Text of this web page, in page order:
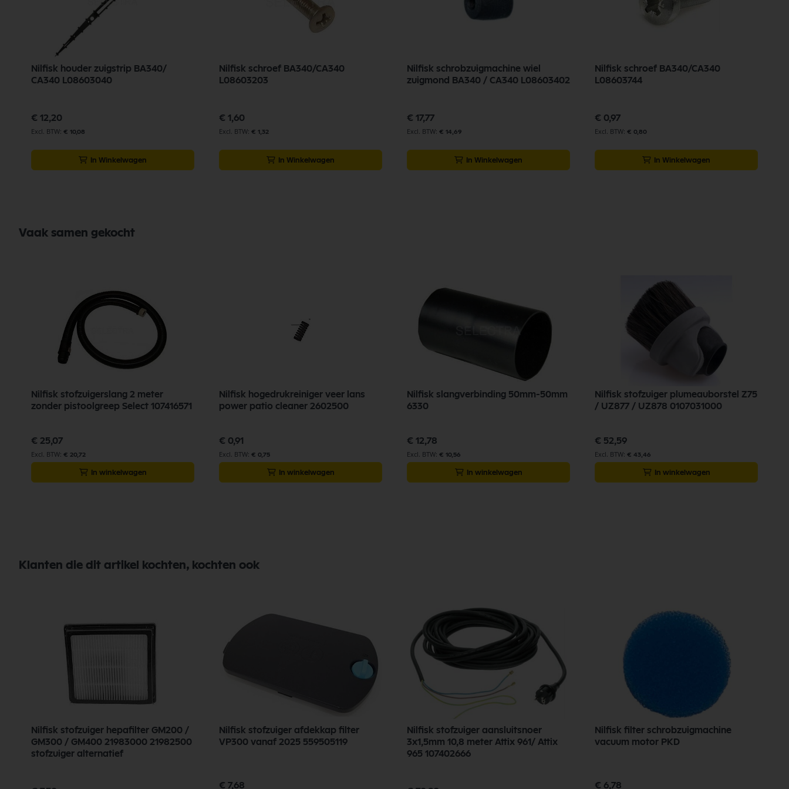
Nilfisk houder zuigstrip BA340/
CA340 L08603040
€ 12,20
€ 10,08
In Winkelwagen
Nilfisk schroef BA340/CA340
L08603203
€ 1,60
€ 1,32
In Winkelwagen
Nilfisk schrobzuigmachine wiel
zuigmond BA340 / CA340 L08603402
€ 17,77
€ 14,69
In Winkelwagen
Nilfisk schroef BA340/CA340
L08603744
€ 0,97
€ 0,80
In Winkelwagen
Vaak samen gekocht
Nilfisk stofzuigerslang 2 meter
zonder pistoolgreep Select 107416571
€ 25,07
€ 20,72
In winkelwagen
Nilfisk hogedrukreiniger veer lans
power patio cleaner 2602500
€ 0,91
€ 0,75
In winkelwagen
Nilfisk slangverbinding 50mm-50mm
6330
€ 12,78
€ 10,56
In winkelwagen
Nilfisk stofzuiger plumeauborstel Z75
/ UZ877 / UZ878 0107031000
€ 52,59
€ 43,46
In winkelwagen
Klanten die dit artikel kochten, kochten ook
Nilfisk stofzuiger hepafilter GM200 /
GM300 / GM400 21983000 21982500
stofzuiger alternatief
Nilfisk stofzuiger afdekkap filter
VP300 vanaf 2025 559505119
€ 7,68
Nilfisk stofzuiger aansluitsnoer
3x1,5mm 10,8 meter Attix 961/ Attix
965 107402666
Nilfisk filter schrobzuigmachine
vacuum motor PKD
€ 6,78